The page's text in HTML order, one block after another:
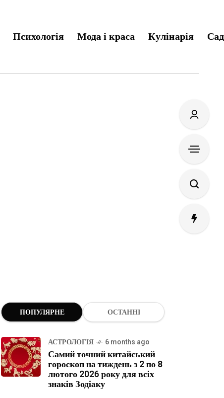
Психологія Мода і краса Кулінарія
ПОПУЛЯРНЕ ОСТАННІ
АСТРОЛОГІЯ 6 months ago
Самий точний китайський
гороскоп на тиждень з 2 по 8
лютого 2026 року для всіх
знаків Зодіаку